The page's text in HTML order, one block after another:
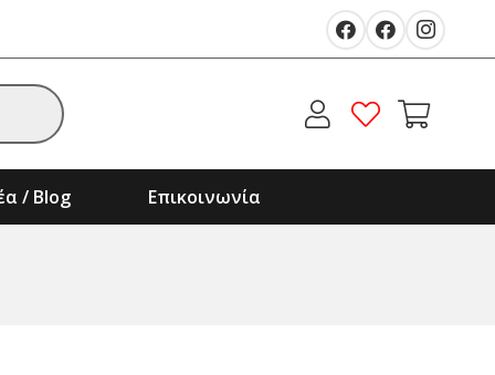
/ Blog Επικοινωνία